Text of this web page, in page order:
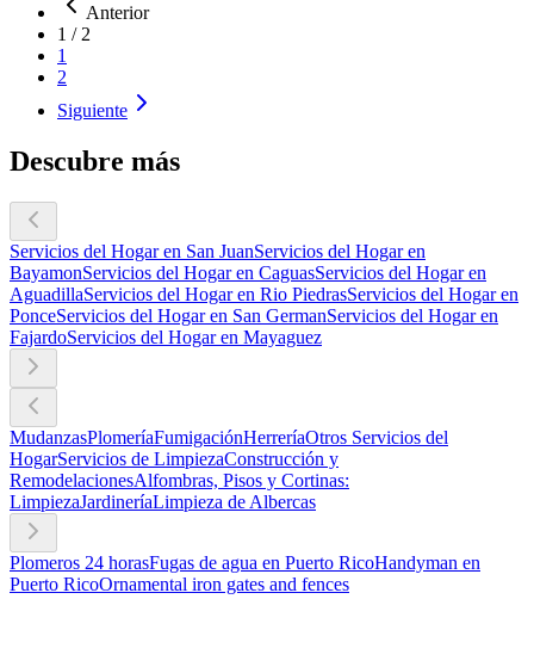
Anterior
1 / 2
1
2
Siguiente
Descubre más
Servicios del Hogar en San JuanServicios del Hogar en
BayamonServicios del Hogar en CaguasServicios del Hogar en
AguadillaServicios del Hogar en Rio PiedrasServicios del Hogar en
PonceServicios del Hogar en San GermanServicios del Hogar en
FajardoServicios del Hogar en Mayaguez
MudanzasPlomeríaFumigaciónHerreríaOtros Servicios del
HogarServicios de LimpiezaConstrucción y
RemodelacionesAlfombras, Pisos y Cortinas:
LimpiezaJardineríaLimpieza de Albercas
Plomeros 24 horasFugas de agua en Puerto RicoHandyman en
Puerto RicoOrnamental iron gates and fences